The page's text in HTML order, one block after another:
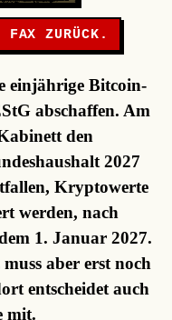
FAX ZURÜCK.
einjährige Bitcoin-
abschaffen. Am
den
2027
Kryptowerte
werden, nach
1. Januar 2027.
muss aber erst noch
entscheidet auch
mit.